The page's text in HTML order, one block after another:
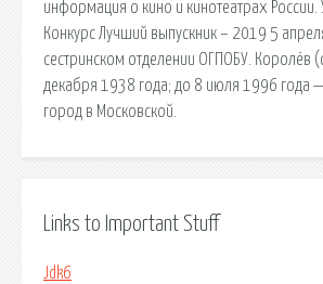
информация о кино и кинотеатрах России.
Конкурс Лучший выпускник – 2019 5
сестринском отделении ОГПОБУ. Королёв
декабря 1938 года; до 8 июля 1996 года
город в Московской.
Links to Important Stuff
Jdk6